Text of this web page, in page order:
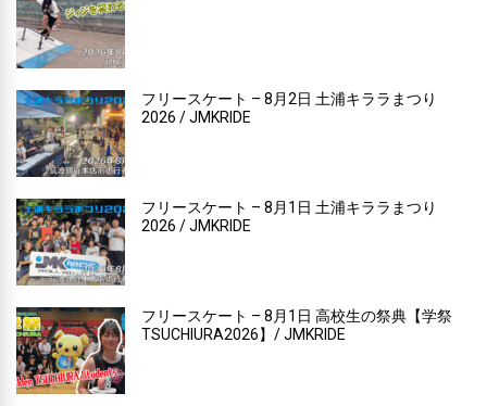
フリースケート – 8月2日 土浦キララまつり
2026 / JMKRIDE
フリースケート – 8月1日 土浦キララまつり
2026 / JMKRIDE
フリースケート – 8月1日 高校生の祭典【学祭
TSUCHIURA2026】/ JMKRIDE